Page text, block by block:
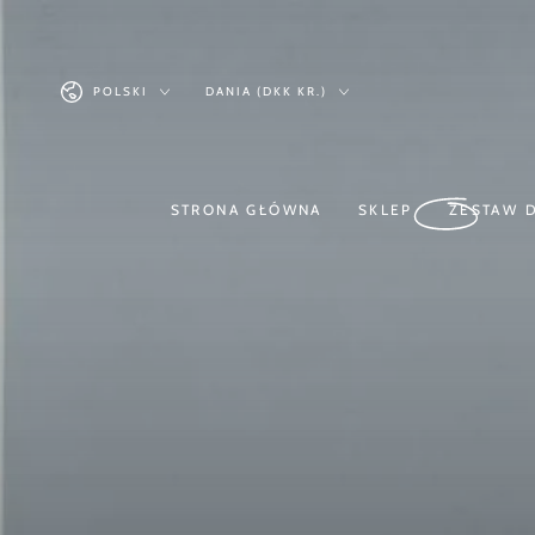
JęzykPOLSKI Kraj/region
DANIA (DKK KR.)
STRONA GŁÓWNA SKLEP ZESTAW